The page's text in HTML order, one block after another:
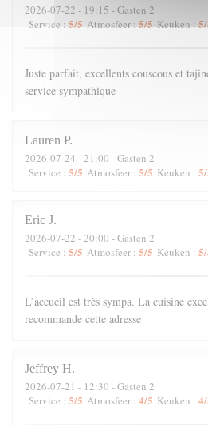
2026-07-22 - 19:15 - Gasten 2
Service : 5/5 Atmosfeer:5/5 Keuken:5
Juste parfait, excellents couscous et
service sympathique
Lauren P
2026-07-24 - 21:00 - Gasten 2
Service : 5/5 Atmosfeer : 5/5 Keuken : 5
Eric J
2026-07-22 - 20:00 - Gasten 2
Service : 5/5 Atmosfeer : 5/5 Keuken : 5
L’accueil est très sympa. La cuisine
recommande cette adresse
Jeffrey H
2026-07-21 - 12:30 - Gasten 2
Service : 5/5 Atmosfeer : 4/5 Keuken : 4